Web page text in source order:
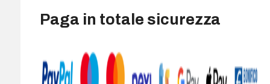
Paga in totale sicurezza